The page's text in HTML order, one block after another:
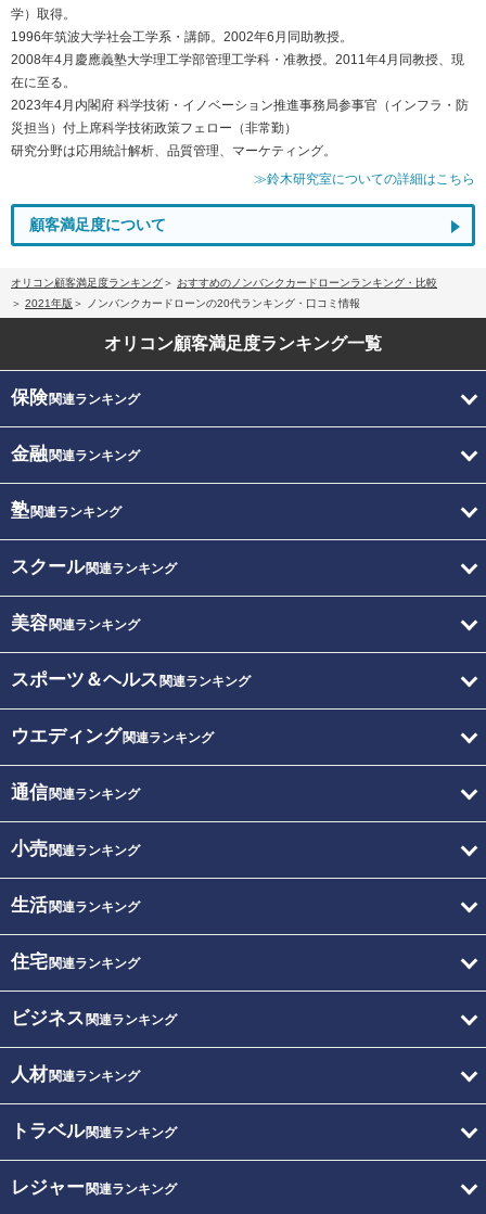
学）取得。
1996年筑波大学社会工学系・講師。2002年6月同助教授。
2008年4月慶應義塾大学理工学部管理工学科・准教授。2011年4月同教授、現
在に至る。
2023年4月内閣府 科学技術・イノベーション推進事務局参事官（インフラ・防
災担当）付上席科学技術政策フェロー（非常勤）
研究分野は応用統計解析、品質管理、マーケティング。
≫鈴木研究室についての詳細はこちら
顧客満足度について
オリコン顧客満足度ランキング
おすすめのノンバンクカードローンランキング・比較
2021年版
ノンバンクカードローンの20代ランキング・口コミ情報
オリコン顧客満足度ランキング一覧
保険関連ランキング
金融関連ランキング
塾関連ランキング
スクール関連ランキング
美容関連ランキング
スポーツ＆ヘルス 関連ランキング
ウエディング関連ランキング
通信関連ランキング
小売関連ランキング
生活関連ランキング
住宅関連ランキング
ビジネス 関連ランキング
人材関連ランキング
トラベル関連ランキング
レジャー関連ランキング